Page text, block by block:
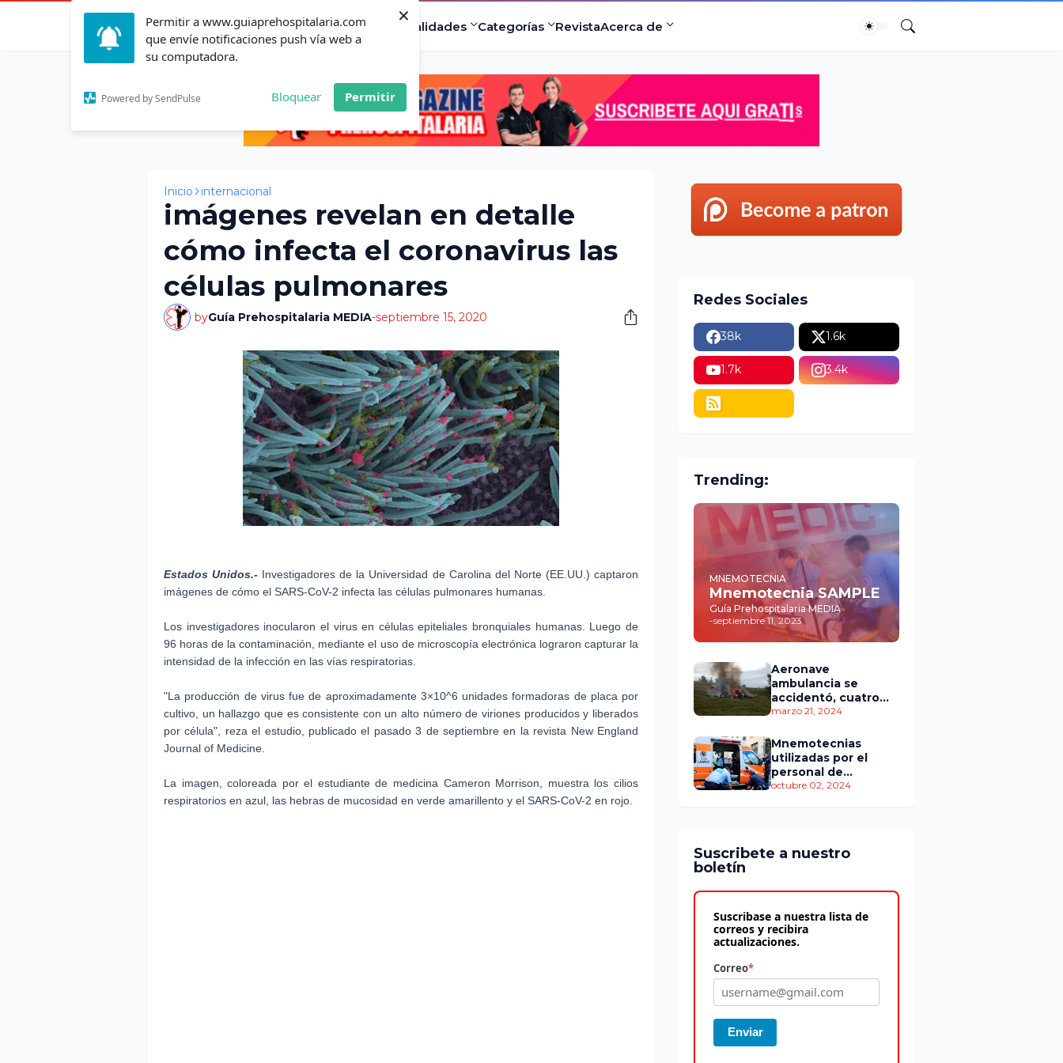
Permitir a www.guiaprehospitalaria.com
que envíe notificaciones push vía web a
su computadora.
Powered by SendPulse Bloquear Permitir
×
InicioActualidad Especialidades Categorías RevistaAcerca de
Inicio internacional
imágenes revelan en detalle
cómo infecta el coronavirus las
células pulmonares
byGuía Prehospitalaria MEDIA-septiembre 15, 2020
Estados Unidos.- Investigadores de la Universidad de Carolina del Norte (EE.UU.) captaron
imágenes de cómo el SARS-CoV-2 infecta las células pulmonares humanas.
Los investigadores inocularon el virus en células epiteliales bronquiales humanas. Luego de
96 horas de la contaminación, mediante el uso de microscopía electrónica lograron capturar la
intensidad de la infección en las vías respiratorias.
"La producción de virus fue de aproximadamente 3×10^6 unidades formadoras de placa por
cultivo, un hallazgo que es consistente con un alto número de viriones producidos y liberados
por célula", reza el estudio, publicado el pasado 3 de septiembre en la revista New England
Journal of Medicine.
La imagen, coloreada por el estudiante de medicina Cameron Morrison, muestra los cilios
respiratorios en azul, las hebras de mucosidad en verde amarillento y el SARS-CoV-2 en rojo.
Redes Sociales
38k 1.6k
1.7k 3.4k
Trending:
MNEMOTECNIA
Mnemotecnia SAMPLE
Guía Prehospitalaria MEDIA
-septiembre 11, 2023
Aeronave
ambulancia se
accidentó, cuatro
personas murieron
marzo 21, 2024
Mnemotecnias
utilizadas por el
personal de
atención
octubre 02, 2024
Suscribete a nuestro
boletín
Suscribase a nuestra lista de
correos y recibira
actualizaciones.
Correo*
Enviar